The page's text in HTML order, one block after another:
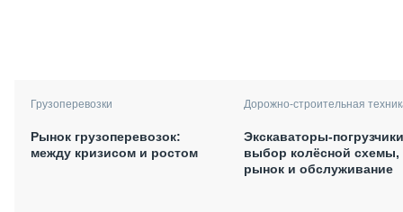
Грузоперевозки
Рынок грузоперевозок:
между кризисом и ростом
Дорожно-строительная
Экскаваторы-
выбор колёсной схемы,
рынок и обслуживание